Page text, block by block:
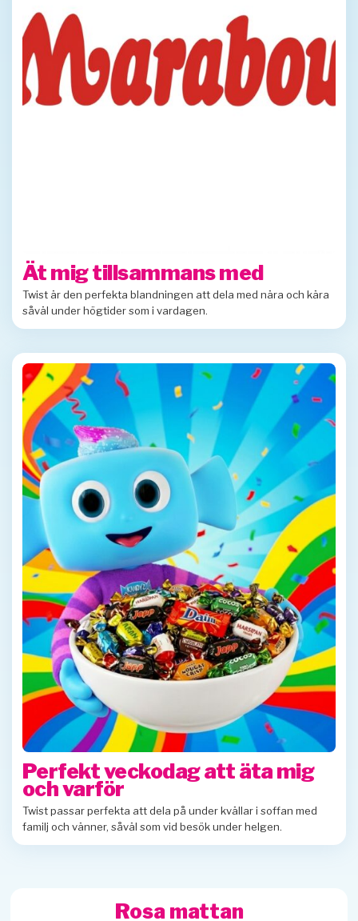
Ät mig tillsammans med
Twist är den perfekta blandningen att dela med nära och kära
såväl under högtider som i vardagen.
Perfekt veckodag att äta mig
och varför
Twist passar perfekta att dela på under kvällar i soffan med
familj och vänner, såväl som vid besök under helgen.
Rosa mattan